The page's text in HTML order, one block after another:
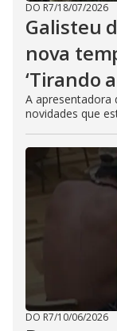
DO R7/18/07/2026
Galisteu
nova
‘Tirando
A apresentadora
novidades que
DO R7/10/06/2026